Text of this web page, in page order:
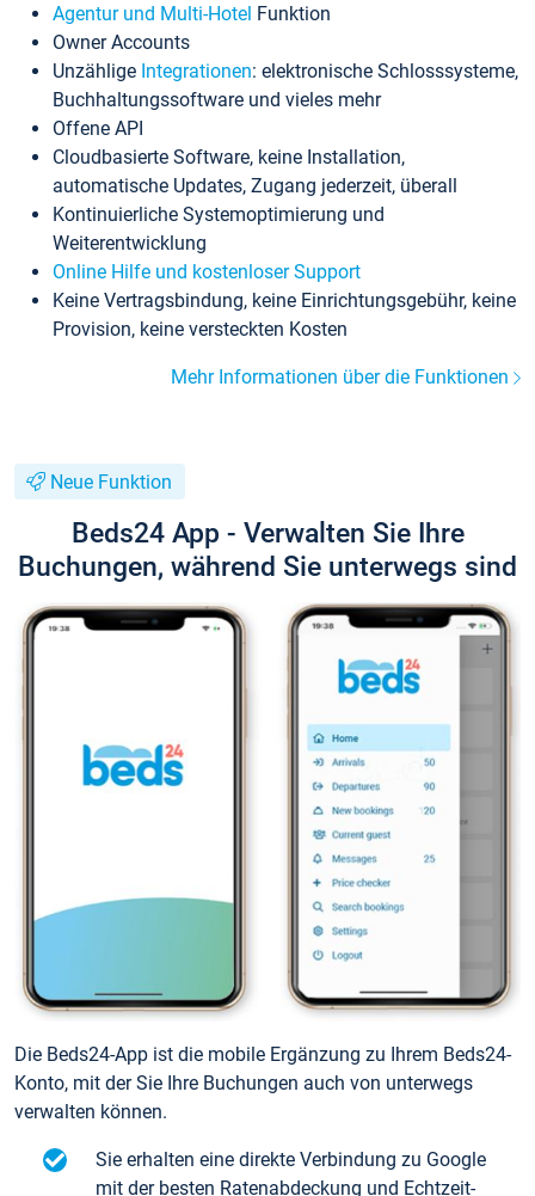
Agentur und Multi-Hotel Funktion
Owner Accounts
Unzählige Integrationen: elektronische Schlosssysteme,
Buchhaltungssoftware und vieles mehr
Offene API
Cloudbasierte Software, keine Installation,
automatische Updates, Zugang jederzeit, überall
Kontinuierliche Systemoptimierung und
Weiterentwicklung
Online Hilfe und kostenloser Support
Keine Vertragsbindung, keine Einrichtungsgebühr, keine
Provision, keine versteckten Kosten
Mehr Informationen über die Funktionen
Neue Funktion
Beds24 App - Verwalten Sie Ihre
Buchungen, während Sie unterwegs sind
Die Beds24-App ist die mobile Ergänzung zu Ihrem Beds24-
Konto, mit der Sie Ihre Buchungen auch von unterwegs
verwalten können.
Sie erhalten eine direkte Verbindung zu Google
mit der besten Ratenabdeckung und Echtzeit-